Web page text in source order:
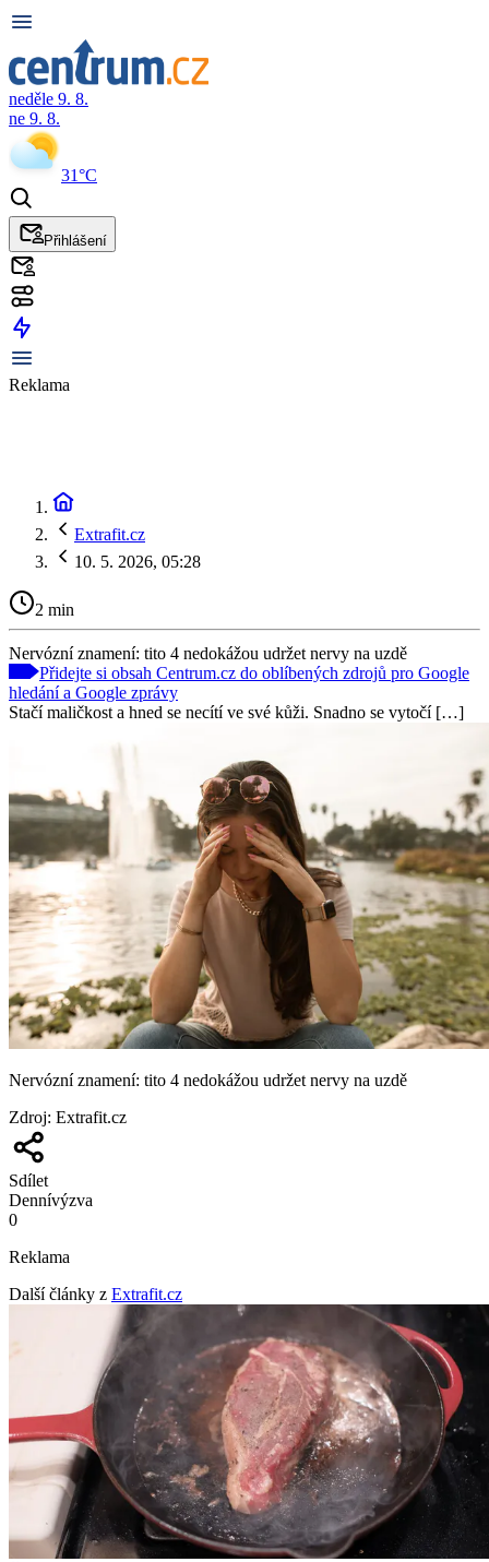
neděle 9. 8.
ne 9. 8.
31°C
Přihlášení
Reklama
Extrafit.cz
10. 5. 2026, 05:28
2 min
Nervózní znamení: tito 4 nedokážou udržet nervy na uzdě
Přidejte si obsah Centrum.cz do oblíbených zdrojů pro Google
hledání a Google zprávy
Stačí maličkost a hned se necítí ve své kůži. Snadno se vytočí […]
Nervózní znamení: tito 4 nedokážou udržet nervy na uzdě
Zdroj: Extrafit.cz
Sdílet
Dennívýzva
0
Reklama
Další články z Extrafit.cz